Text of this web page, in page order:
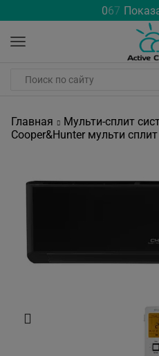
067
Главная
Мульти-сплит
Cooper&Hunter мульти сплит